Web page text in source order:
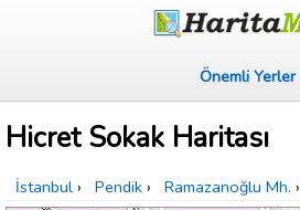
Önemli Yerler
Hicret Sokak Haritası
İstanbul › Pendik › Ramazanoğlu Mh. ›